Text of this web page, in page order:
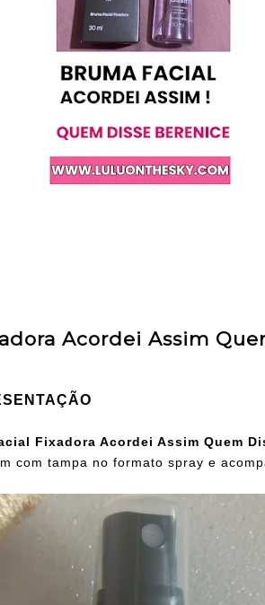
Acordei Assim
Fixadora Acordei Assim Quem
com tampa no formato spray e